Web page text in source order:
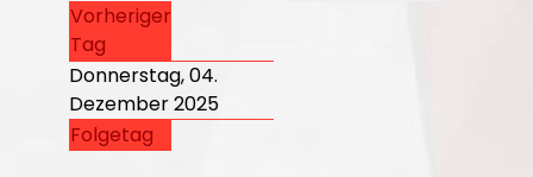
Vorheriger
Tag
Donnerstag, 04.
Dezember 2025
Folgetag